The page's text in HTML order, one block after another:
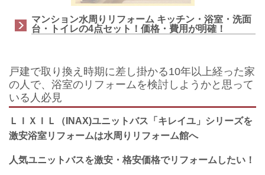
マンション水周りリフォーム キッチン・浴室・洗面
台・トイレの4点セット！価格・費用が明確！
戸建で取り換え時期に差し掛かる10年以上経った家
の人で、浴室のリフォームを検討しようかと思って
いる人必見
ＬＩＸＩＬ（INAX)ユニットバス「キレイユ」シリーズを
激安浴室リフォームは水周りリフォーム館へ
人気ユニットバスを激安・格安価格でリフォームしたい！